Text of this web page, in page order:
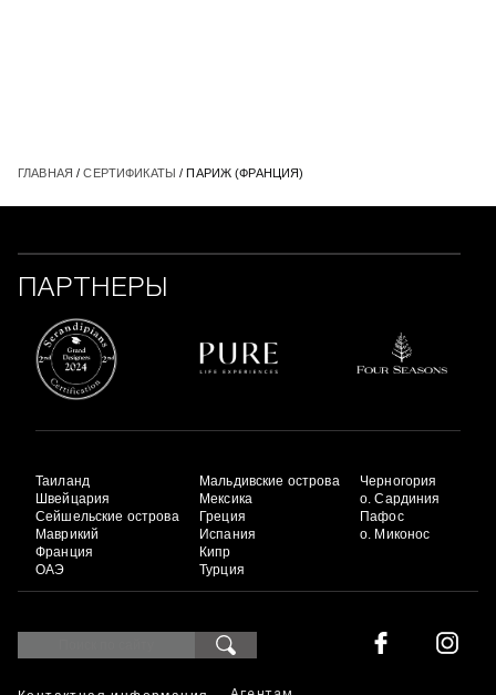
ГЛАВНАЯ /СЕРТИФИКАТЫ / ПАРИЖ (ФРАНЦИЯ)
ПАРТНЕРЫ
Таиланд
Швейцария
Сейшельские острова
Маврикий
Франция
ОАЭ
Мальдивские острова
Мексика
Греция
Испания
Кипр
Турция
Черногория
о. Сардиния
Пафос
о. Миконос